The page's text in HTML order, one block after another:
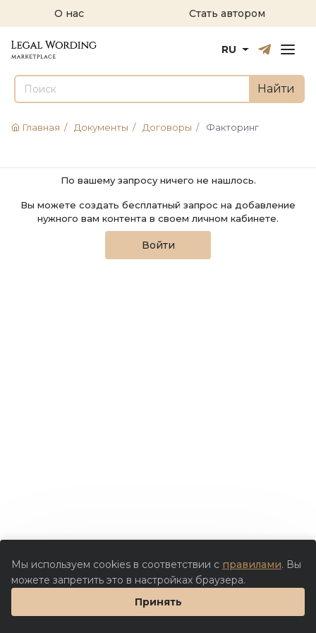
О нас Стать автором
РусскийEnglish
RU
Найти
Главная / Документы / Договоры / Факторинг
По вашему запросу ничего не нашлось.
Вы можете создать бесплатный запрос на добавление
нужного вам контента в своем личном кабинете.
Войти
Мы используем cookies в соответствии с правилами. Вы
можете запретить это в настройках браузера.
Принять